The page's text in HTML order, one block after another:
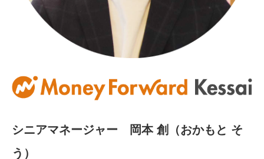
シニアマネージャー 岡本 創（おかもと そ
う）